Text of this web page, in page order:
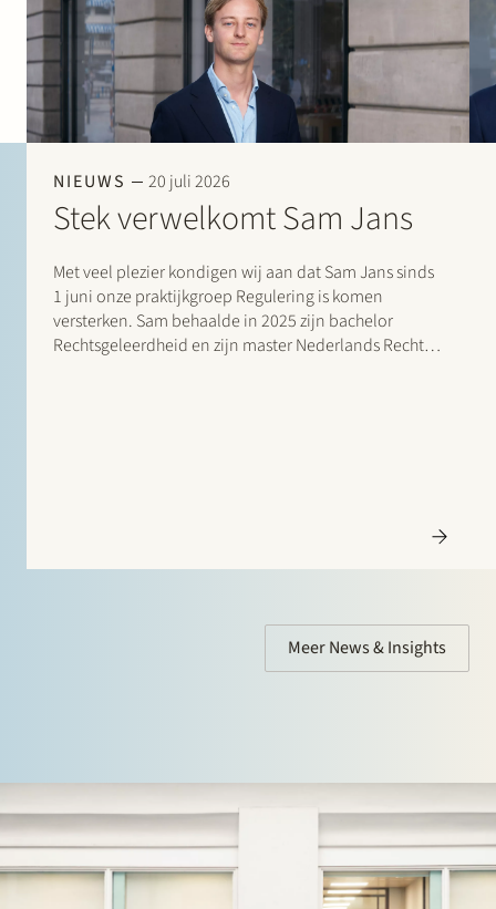
NIEUWS 20 juli 2026
Stek verwelkomt Sam Jans
Met veel plezier kondigen wij aan dat Sam Jans sinds
1 juni onze praktijkgroep Regulering is komen
versterken. Sam behaalde in 2025 zijn bachelor
Rechtsgeleerdheid en zijn master Nederlands Recht,
Meer News & Insights